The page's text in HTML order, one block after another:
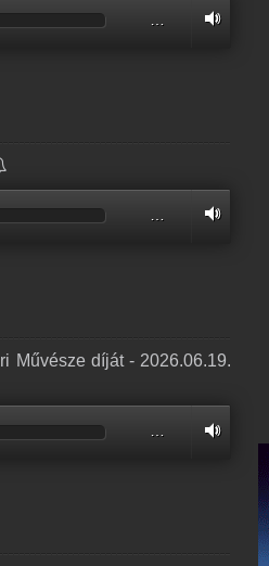
Művésze díját - 2026.06.19.
…